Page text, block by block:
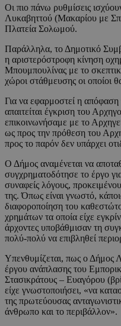
Οι πιο πάνω ρυθμίσεις
Λυκαβηττού (Μακαρίου με
Πλατεία Σολωμού.
Παράλληλα, το Δημοτικό
η αριστερόστροφη κίνηση
Μπουμπουλίνας με το
χώροι στάθμευσης οι οποίοι
Για να εφαρμοστεί η
απαιτείται έγκριση του
επικοινωνήσαμε με το
ως προς την πρόθεση του
προς το παρόν δεν υπάρχει
Ο Δήμος αναμένεται να
συγχρηματοδότησε το έργο
συναφείς λόγους,
της. Όπως είναι γνωστό,
διαφοροποίηση του
χρημάτων τα οποία είχε
άρχοντες υποβάθμισαν τη
πολύ-πολύ να επιβληθεί
Υπενθυμίζεται, πως ο Δήμος
έργου ανάπλασης του
Στασικράτους – Ευαγόρου
είχε γνωστοποιήσει, «να
της πρωτεύουσας
άνθρωπο και το περιβάλλον».